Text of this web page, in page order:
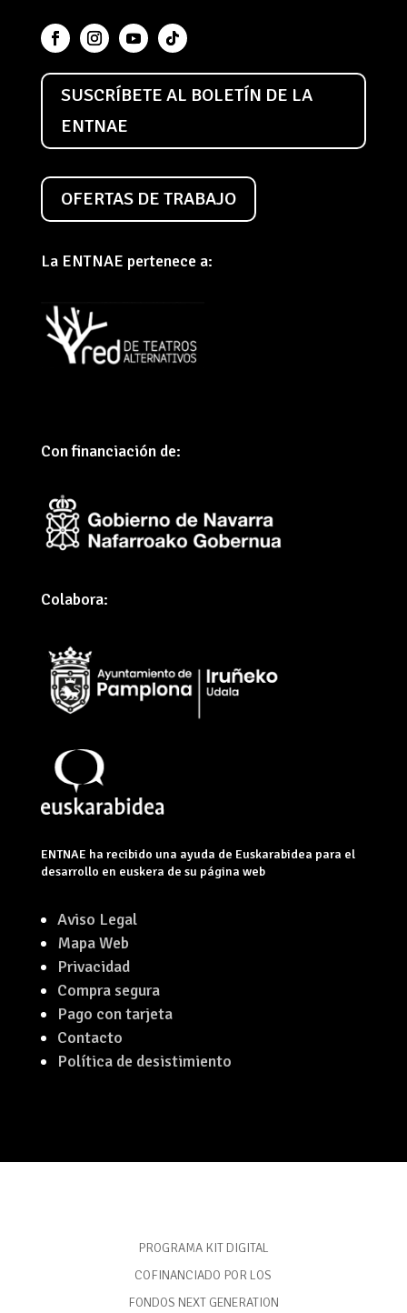
SUSCRÍBETE AL BOLETÍN DE LA
ENTNAE
OFERTAS DE TRABAJO
La ENTNAE pertenece a:
Con financiación de:
Colabora:
ENTNAE ha recibido una ayuda de Euskarabidea para el
desarrollo en euskera de su página web
Aviso Legal
Mapa Web
Privacidad
Compra segura
Pago con tarjeta
Contacto
Política de desistimiento
PROGRAMA KIT DIGITAL
COFINANCIADO POR LOS
FONDOS NEXT GENERATION